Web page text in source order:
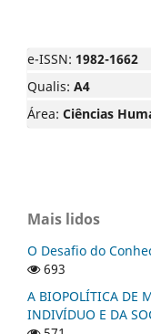
e-ISSN: 1982-1662
Qualis: A4
Área: Ciências
Mais lidos
O Desafio do
693
A BIOPOLÍTICA DE
INDIVÍDUO E DA